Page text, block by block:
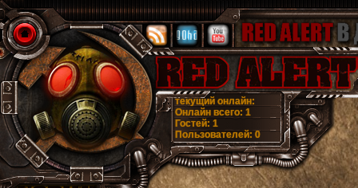
Онлайн всего: 1
Гостей: 1
Пользователей: 0
текущий онлайн: